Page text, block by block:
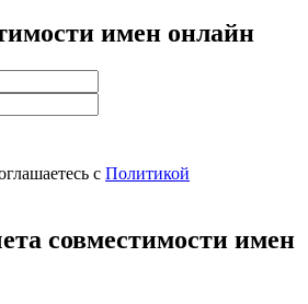
имен онлайн
с Политикой
совместимости имен